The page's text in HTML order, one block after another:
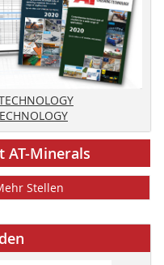
AT-Minerals
Stellen